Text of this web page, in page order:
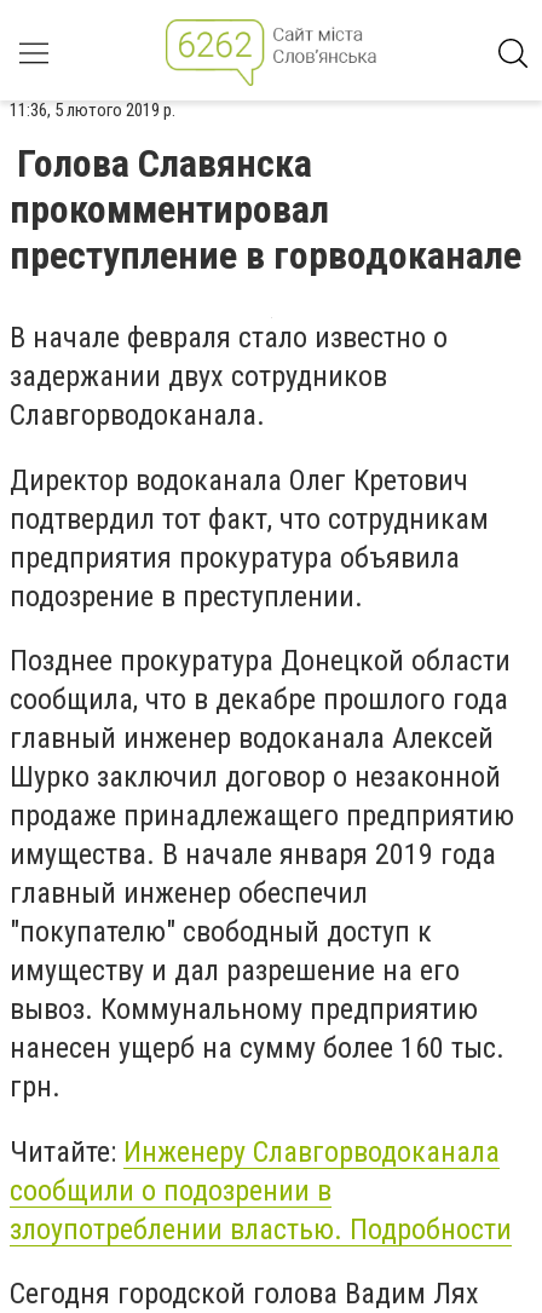
11:36, 5 лютого 2019 р.
Голова Славянска
прокомментировал
преступление в горводоканале
В начале февраля стало известно о
задержании двух сотрудников
Славгорводоканала.
Директор водоканала Олег Кретович
подтвердил тот факт, что сотрудникам
предприятия прокуратура объявила
подозрение в преступлении.
Позднее прокуратура Донецкой области
сообщила, что в декабре прошлого года
главный инженер водоканала Алексей
Шурко заключил договор о незаконной
продаже принадлежащего предприятию
имущества. В начале января 2019 года
главный инженер обеспечил
"покупателю" свободный доступ к
имуществу и дал разрешение на его
вывоз. Коммунальному предприятию
нанесен ущерб на сумму более 160 тыс.
грн.
Читайте: Инженеру Славгорводоканала
сообщили о подозрении в
злоупотреблении властью. Подробности
Сегодня городской голова Вадим Лях